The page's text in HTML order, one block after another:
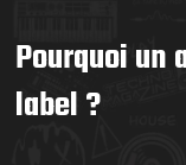
Pourquoi un
label ?